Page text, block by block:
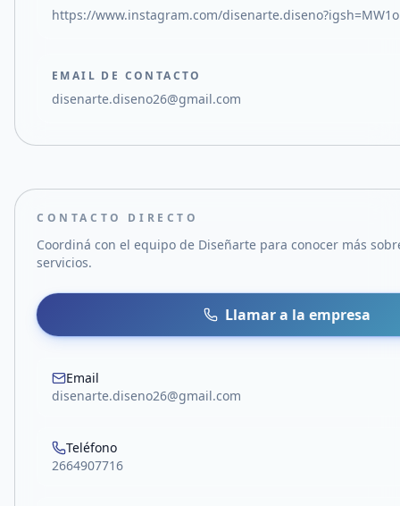
https://www.instagram.com/
EMAIL DE CONTACTO
disenarte.diseno26@gmail.com
CONTACTO DIRECTO
Coordiná con el equipo de Diseñarte para conocer más
servicios.
Llamar a la empresa
Email
disenarte.diseno26@gmail.com
Teléfono
2664907716